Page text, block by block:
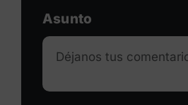
Asunto